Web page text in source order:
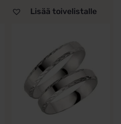
Lisää toivelistalle